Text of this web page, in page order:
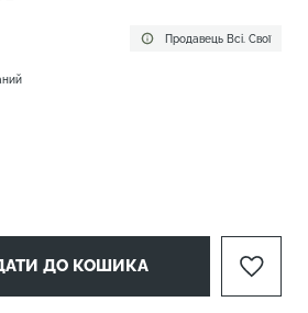
Продавець Всі. Свої
ДО КОШИКА